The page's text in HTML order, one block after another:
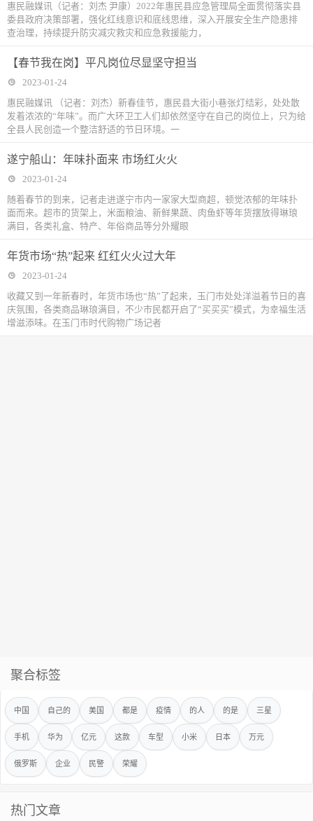
惠民融媒讯（记者：刘杰 尹康）2022年惠民县应急管理局全面贯彻落实县
委县政府决策部署，强化红线意识和底线思维，深入开展安全生产隐患排
查治理，持续提升防灾减灾救灾和应急救援能力，
【春节我在岗】平凡岗位尽显坚守担当
2023-01-24
惠民融媒讯 （记者：刘杰）新春佳节，惠民县大街小巷张灯结彩，处处散
发着浓浓的“年味”。而广大环卫工人们却依然坚守在自己的岗位上，只为给
全县人民创造一个整洁舒适的节日环境。一
遂宁船山：年味扑面来 市场红火火
2023-01-24
随着春节的到来，记者走进遂宁市内一家家大型商超，顿觉浓郁的年味扑
面而来。超市的货架上，米面粮油、新鲜果蔬、肉鱼虾等年货摆放得琳琅
满目，各类礼盒、特产、年俗商品等分外耀眼
年货市场“热”起来 红红火火过大年
2023-01-24
收藏又到一年新春时，年货市场也“热”了起来，玉门市处处洋溢着节日的喜
庆氛围，各类商品琳琅满目，不少市民都开启了“买买买”模式，为幸福生活
增滋添味。在玉门市时代购物广场记者
聚合标签
中国 自己的 美国 都是 疫情 的人 的是 三星
手机 华为 亿元 这款 车型 小米 日本 万元
俄罗斯 企业 民警 荣耀
热门文章